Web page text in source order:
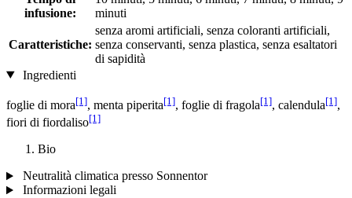
infusione:
minuti
Caratteristiche:
senza aromi artificiali, senza coloranti artificiali,
senza conservanti, senza plastica, senza esaltatori
di sapidità
Ingredienti
foglie di mora[1], menta piperita[1], foglie di fragola[1], calendula[1],
fiori di fiordaliso[1]
Bio
Neutralità climatica presso Sonnentor
Informazioni legali